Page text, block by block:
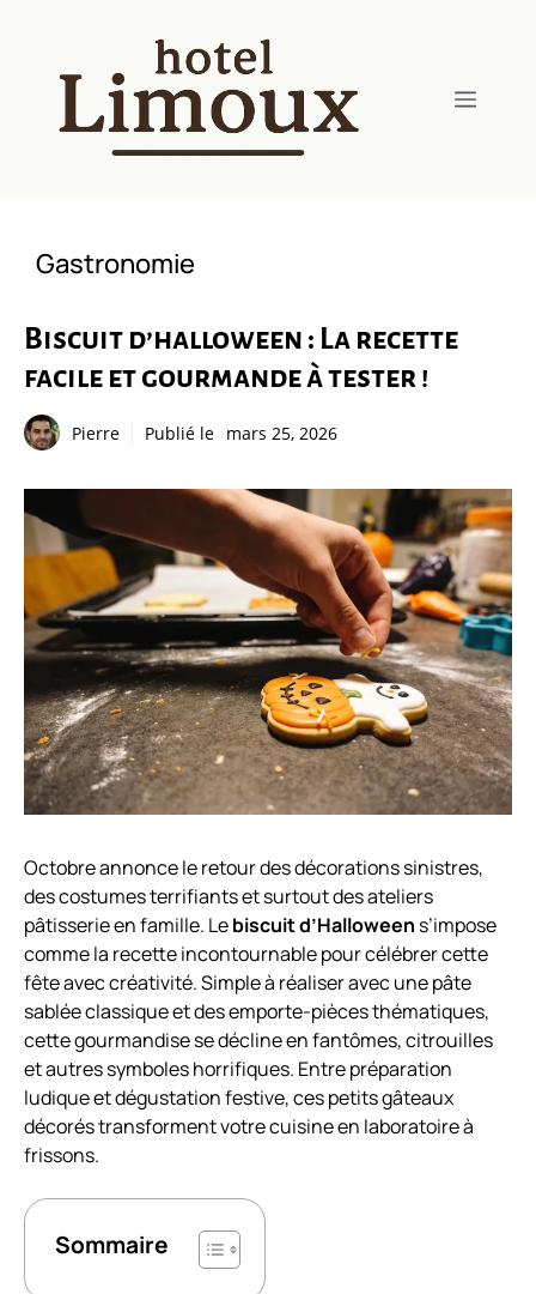
contenu
Menu
Gastronomie
Biscuit d’halloween : La recette
facile et gourmande à tester !
Pierre Publié le mars 25, 2026
Octobre annonce le retour des décorations sinistres,
des costumes terrifiants et surtout des ateliers
pâtisserie en famille. Lebiscuit d’Halloween s’impose
comme la recette incontournable pour célébrer cette
fête avec créativité. Simple à réaliser avec une pâte
sablée classique et des emporte-pièces thématiques,
cette gourmandise se décline en fantômes, citrouilles
et autres symboles horrifiques. Entre préparation
ludique et dégustation festive, ces petits gâteaux
décorés transforment votre cuisine en laboratoire à
frissons.
Sommaire